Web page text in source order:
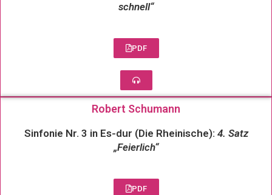
schnell“
PDF
Robert Schumann
Sinfonie Nr. 3 in Es-dur (Die Rheinische): 4. Satz
„Feierlich“
PDF